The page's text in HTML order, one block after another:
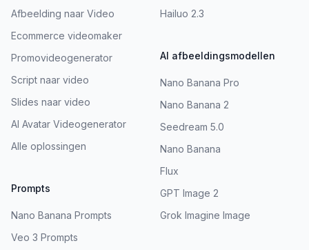
Afbeelding naar Video
Ecommerce videomaker
Promovideogenerator
Script naar video
Slides naar video
AI Avatar Videogenerator
Alle oplossingen
Prompts
Nano Banana Prompts
Veo 3 Prompts
Hailuo 2.3
AI afbeeldingsmodellen
Nano Banana Pro
Nano Banana 2
Seedream 5.0
Nano Banana
Flux
GPT Image 2
Grok Imagine Image